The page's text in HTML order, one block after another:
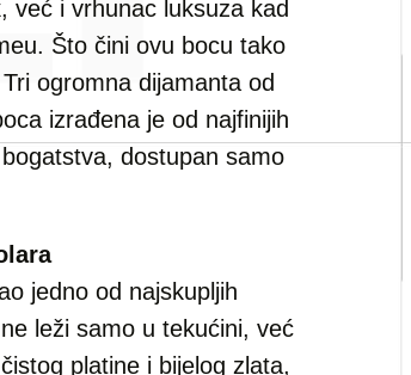
već i vrhunac luksuza kad
Što čini ovu bocu tako
ogromna dijamanta od
izrađena je od najfinijih
dostupan samo
jedno od najskupljih
leži samo u tekućini, već
platine i bijelog zlata,